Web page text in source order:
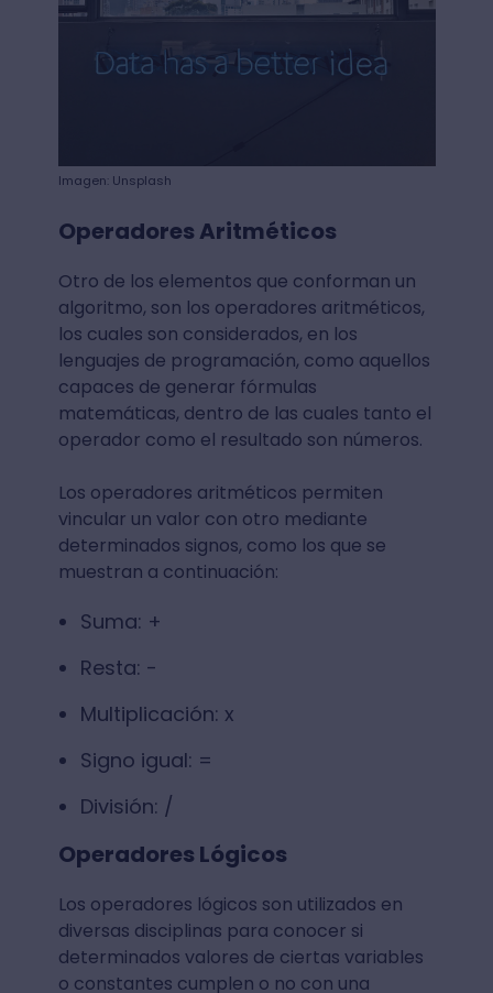
Imagen: Unsplash
Operadores Aritméticos
Otro de los elementos que conforman un
algoritmo, son los operadores aritméticos,
los cuales son considerados, en los
lenguajes de programación, como aquellos
capaces de generar fórmulas
matemáticas, dentro de las cuales tanto el
operador como el resultado son números.
Los operadores aritméticos permiten
vincular un valor con otro mediante
determinados signos, como los que se
muestran a continuación:
Suma: +
Resta: -
Multiplicación: x
Signo igual: =
División: /
Operadores Lógicos
Los operadores lógicos son utilizados en
diversas disciplinas para conocer si
determinados valores de ciertas variables
o constantes cumplen o no con una